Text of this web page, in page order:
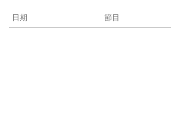
日期 節目